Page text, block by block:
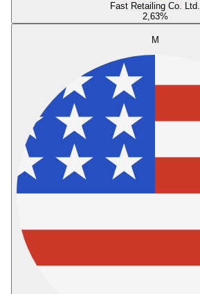
Fast Retailing Co. Ltd.
2,63%
M